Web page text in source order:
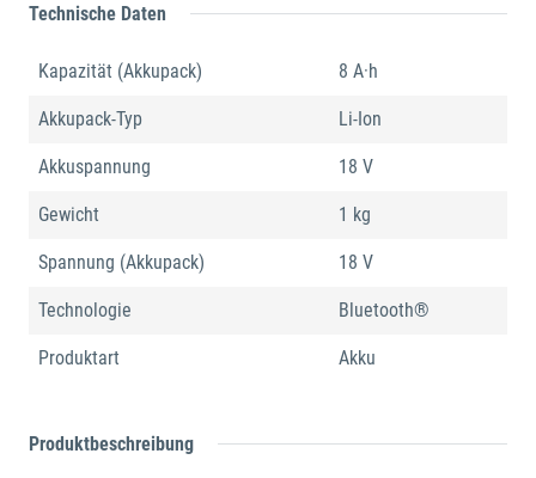
Technische Daten
Kapazität (Akkupack) 8 A·h
Akkupack-Typ Li-Ion
Akkuspannung 18 V
Gewicht 1 kg
Spannung (Akkupack) 18 V
Technologie Bluetooth®
Produktart Akku
Produktbeschreibung